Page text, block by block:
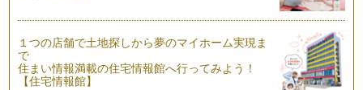
１つの店舗で土地探しから夢のマイホーム実現ま
で
住まい情報満載の住宅情報館へ行ってみよう！
【住宅情報館】